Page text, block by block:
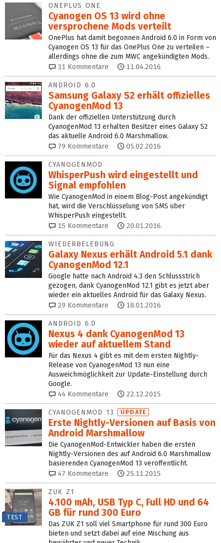
ONEPLUS ONE
Cyanogen OS 13 wird ohne
versprochene Mods verteilt
OnePlus hat damit begonnen Android 6.0 in Form von
Cyanogen OS 13 für das OnePlus One zu verteilen –
allerdings ohne die zum MWC angekündigten Mods.
31 Kommentare 11.04.2016
ANDROID 6.0
Samsung Galaxy S2 erhält offizielles
CyanogenMod 13
Dank der offiziellen Unterstützung durch
CyanogenMod 13 erhalten Besitzer eines Galaxy S2
das aktuelle Android 6.0 Marshmallow.
79 Kommentare 05.02.2016
CYANOGENMOD
WhisperPush wird eingestellt und
Signal empfohlen
Wie CyanogenMod in einem Blog-Post angekündigt
hat, wird die Verschlüsselung von SMS über
WhisperPush eingestellt.
15 Kommentare 20.01.2016
WIEDERBELEBUNG
Galaxy Nexus erhält Android 5.1 dank
CyanogenMod 12.1
Google hatte nach Android 4.3 den Schlussstrich
gezogen, dank CyanogenMod 12.1 gibt es jetzt aber
wieder ein aktuelles Android für das Galaxy Nexus.
29 Kommentare 18.01.2016
ANDROID 6.0
Nexus 4 dank CyanogenMod 13
wieder auf aktuellem Stand
Für das Nexus 4 gibt es mit dem ersten Nightly-
Release von CyanogenMod 13 nun eine
Ausweichmöglichkeit zur Update-Einstellung durch
Google.
44 Kommentare 22.12.2015
CYANOGENMOD 13 UPDATE
Erste Nightly-Versionen auf Basis von
Android Marshmallow
Die CyanogenMod-Entwickler haben die ersten
Nightly-Versionen des auf Android 6.0 Marshmallow
basierenden CyanogenMod 13 veröffentlicht.
47 Kommentare 25.11.2015
TEST
ZUK Z1
4.100 mAh, USB Typ C, Full HD und 64
GB für rund 300 Euro
Das ZUK Z1 soll viel Smartphone für rund 300 Euro
bieten und setzt dabei auf eine Mischung aus